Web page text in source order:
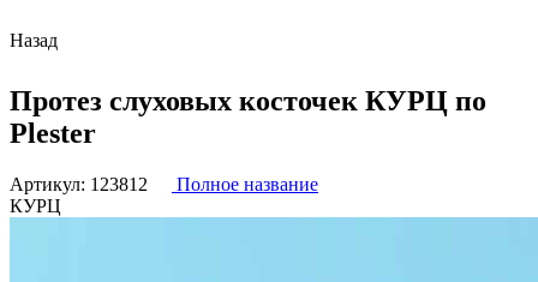
Назад
Протез слуховых косточек КУРЦ по
Plester
Артикул: 123812
Полное название
КУРЦ